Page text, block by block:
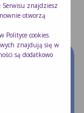
Serwisu znajdziesz
otworzą
Polityce cookies
znajdują się w
są dodatkowo